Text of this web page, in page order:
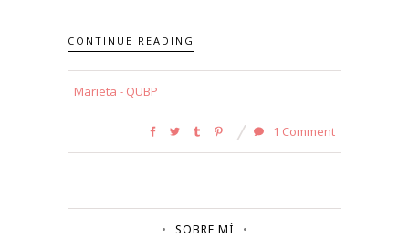
CONTINUE READING
Marieta - QUBP
1 Comment
SOBRE MÍ